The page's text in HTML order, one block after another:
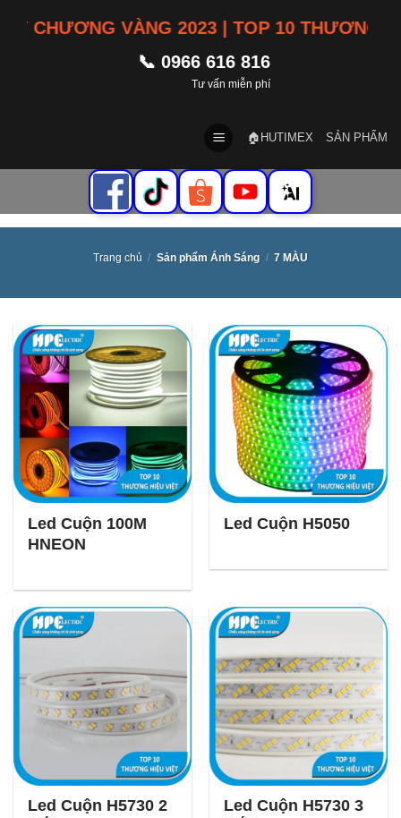
VÀNG 2023 | TOP 10 THƯƠNG
📞 0966 616 816
Tư vấn miễn phí
🏠HUTIMEX SẢN PHẨM
Trang chủ / Sản phẩm Ánh Sáng / 7 MÀU
Led Cuộn 100M
HNEON
Led Cuộn H5050
Led Cuộn H5730 2
Led Cuộn H5730 3